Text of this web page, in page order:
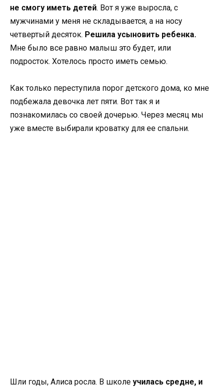
не смогу иметь детей. Вот я уже выросла, с
мужчинами у меня не складывается, а на носу
четвертый десяток. Решила усыновить ребенка.
Мне было все равно малыш это будет, или
подросток. Хотелось просто иметь семью.
Как только переступила порог детского дома, ко мне
подбежала девочка лет пяти. Вот так я и
познакомилась со своей дочерью. Через месяц мы
уже вместе выбирали кроватку для ее спальни.
Шли годы, Алиса росла. В школе училась средне, и